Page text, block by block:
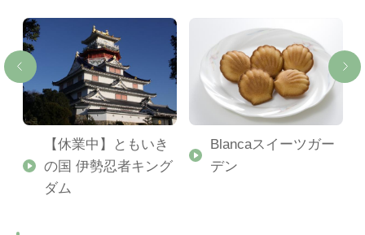
【休業中】ともいき
の国 伊勢忍者キング
ダム
Blancaスイーツガー
デン